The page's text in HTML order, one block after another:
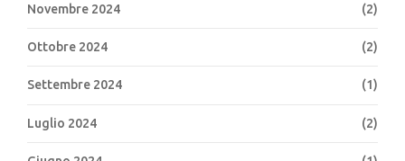
Novembre 2024 (2)
Ottobre 2024 (2)
Settembre 2024 (1)
Luglio 2024 (2)